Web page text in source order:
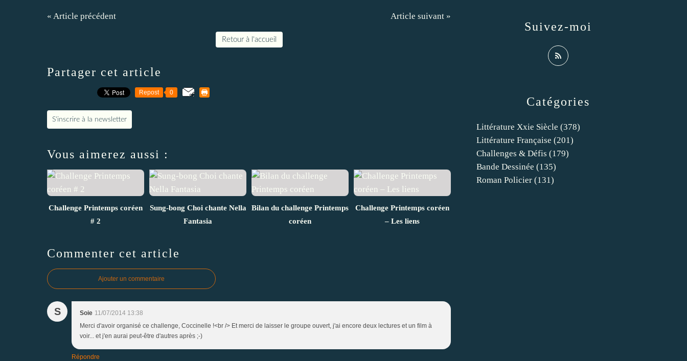
« Article précédent Article suivant »
Retour à l'accueil
Partager cet article
Repost 0
S'inscrire à la newsletter
Vous aimerez aussi :
Challenge Printemps coréen
# 2
Sung-bong Choi chante Nella
Fantasia
Bilan du challenge Printemps
coréen
Challenge Printemps coréen
– Les liens
Commenter cet article
Ajouter un commentaire
S Soie 11/07/2014 13:38
Merci d'avoir organisé ce challenge, Coccinelle !<br /> Et merci de laisser le groupe ouvert, j'ai encore deux lectures et un film à
voir... et j'en aurai peut-être d'autres après ;-)
Répondre
Catégories
Littérature Xxie Siècle (378)
Littérature Française (201)
Challenges & Défis (179)
Bande Dessinée (135)
Roman Policier (131)
Suivez-moi